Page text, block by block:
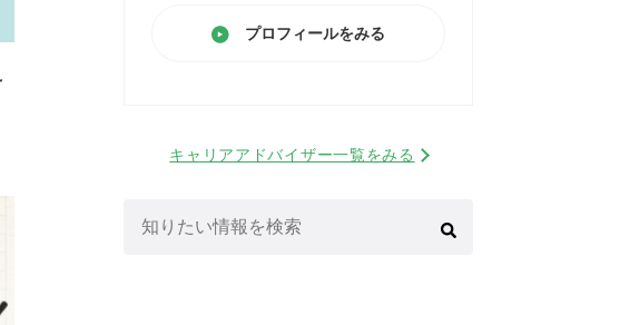
プロフィールをみる
キャリアアドバイザー一覧をみる